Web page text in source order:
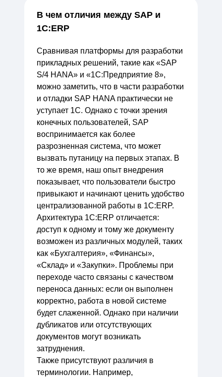
Сравнивая платформы для разработки
прикладных решений, такие как «SAP
S/4 HANA» и «1С:Предприятие 8»,
можно заметить, что в части разработки
и отладки SAP HANA практически не
уступает 1С. Однако с точки зрения
конечных пользователей, SAP
воспринимается как более
разрозненная система, что может
вызвать путаницу на первых этапах. В
то же время, наш опыт внедрения
показывает, что пользователи быстро
привыкают и начинают ценить удобство
централизованной работы в 1С:ERP.
Архитектура 1С:ERP отличается:
доступ к одному и тому же документу
возможен из различных модулей, таких
как «Бухгалтерия», «Финансы»,
«Склад» и «Закупки». Проблемы при
переходе часто связаны с качеством
переноса данных: если он выполнен
корректно, работа в новой системе
будет слаженной. Однако при наличии
дубликатов или отсутствующих
документов могут возникать
затруднения.
Также присутствуют различия в
терминологии. Например,
В чем отличия между SAP и
1С:ERP